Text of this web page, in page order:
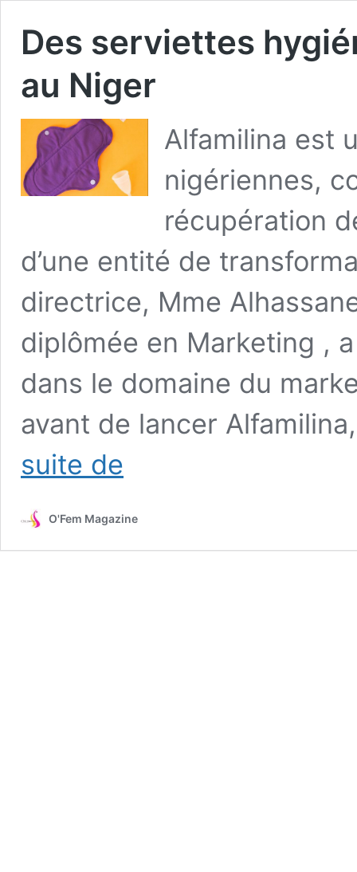
Des serviettes
au Niger
Alfamilina est
nigériennes,
récupération
d’une entité de
directrice, Mme
diplômée en Marketing ,
dans le domaine du
avant de lancer
suite de
au
O'Fem Magazine